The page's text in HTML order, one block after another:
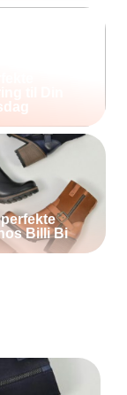
til Din
Billi Bi